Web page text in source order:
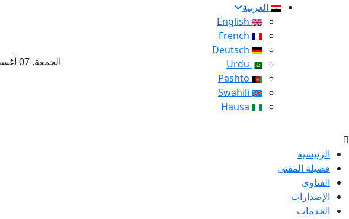
العربية
الجمعة, 07 أغسطس 2026 – 24 صفر 1448 هـ
الرئيسية
فضيلة المفتى
الفتاوى
الإصدارات
الخدمات